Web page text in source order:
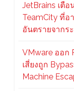
JetBrains เตื
TeamCity ที่อ
อันตรายจากร
VMware ออก
เสี่ยงถูก
Machine